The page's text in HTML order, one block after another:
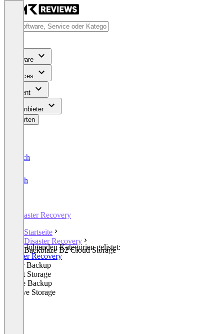
Software
Services
Content
Für Anbieter
Bewerten
Deutsch
English
Disaster Recovery
Startseite
Disaster Recovery
Backblaze B2 Cloud Storage
In den folgenden Kategorien gelistet:
Disaster Recovery
Server Backup
Object Storage
Online Backup
Archive Storage